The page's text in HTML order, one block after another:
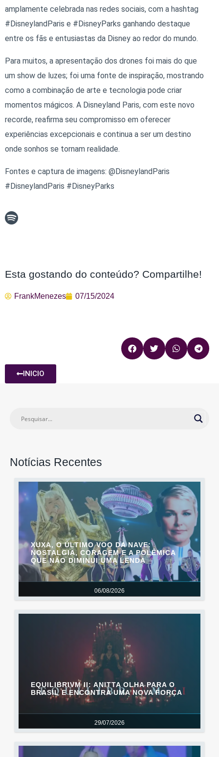
amplamente celebrada nas redes sociais, com a hashtag
#DisneylandParis e #DisneyParks ganhando destaque
entre os fãs e entusiastas da Disney ao redor do mundo.
Para muitos, a apresentação dos drones foi mais do que
um show de luzes; foi uma fonte de inspiração, mostrando
como a combinação de arte e tecnologia pode criar
momentos mágicos. A Disneyland Paris, com este novo
recorde, reafirma seu compromisso em oferecer
experiências excepcionais e continua a ser um destino
onde sonhos se tornam realidade.
Fontes e captura de imagens: @DisneylandParis
#DisneylandParis #DisneyParks
Esta gostando do conteúdo? Compartilhe!
FrankMenezes 07/15/2024
INICIO
Notícias Recentes
06/08/2026
XUXA, O ÚLTIMO VOO DA NAVE:
NOSTALGIA, CORAGEM E A POLÊMICA
QUE NÃO DIMINUI UMA LENDA
29/07/2026
EQUILIBRIVM II: ANITTA OLHA PARA O
BRASIL E ENCONTRA UMA NOVA FORÇA